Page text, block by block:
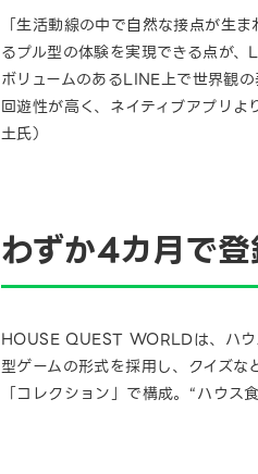
「生活動線の中で自然な接点が生
るプル型の体験を実現できる点が
ボリュームのあるLINE上で世界観
回遊性が高く、ネイティブアプリ
土氏）
わずか4カ月で
HOUSE QUEST WORLDは、ハウ
型ゲームの形式を採用し、クイズ
「コレクション」で構成。“ハウス